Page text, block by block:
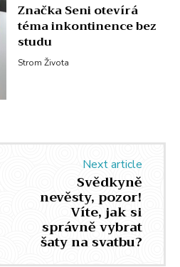
Značka Seni otevírá
téma inkontinence bez
studu
Strom Života
Next article
Svědkyně
nevěsty, pozor!
Víte, jak si
správně vybrat
šaty na svatbu?